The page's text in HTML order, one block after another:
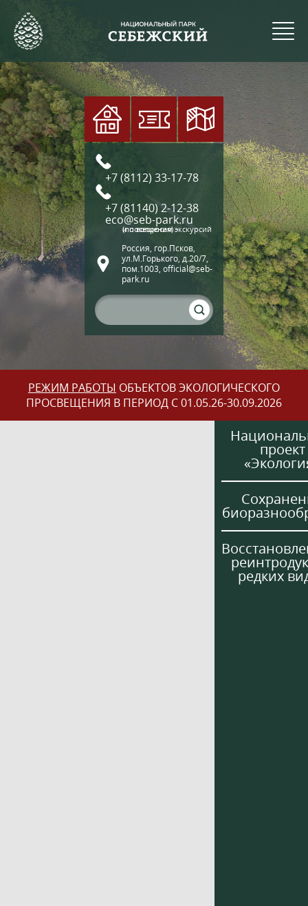
+7 (8112) 33-17-78
+7 (81140) 2-12-38
eco@seb-park.ru
(по вопросам экскурсий и посещения)
Россия, гор.Псков,
ул.М.Горького, д.20/7,
пом.1003, official@seb-
park.ru
РЕЖИМ РАБОТЫ ОБЪЕКТОВ ЭКОЛОГИЧЕСКОГО
ПРОСВЕЩЕНИЯ В ПЕРИОД С 01.05.26-30.09.2026
проект
редких